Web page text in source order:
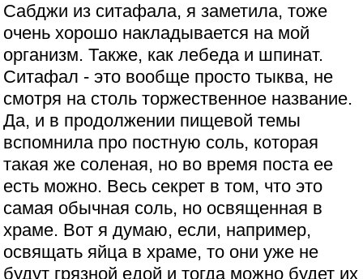
Сабджи из ситафала, я заметила, тоже
очень хорошо накладывается на мой
организм. Также, как лебеда и шпинат.
Ситафал - это вообще просто тыква, не
смотря на столь торжественное название.
Да, и в продолжении пищевой темы
вспомнила про постную соль, которая
такая же соленая, но во время поста ее
есть можно. Весь секрет в том, что это
самая обычная соль, но освященная в
храме. Вот я думаю, если, например,
освящать яйца в храме, то они уже не
будут грязной едой и тогда можно будет их